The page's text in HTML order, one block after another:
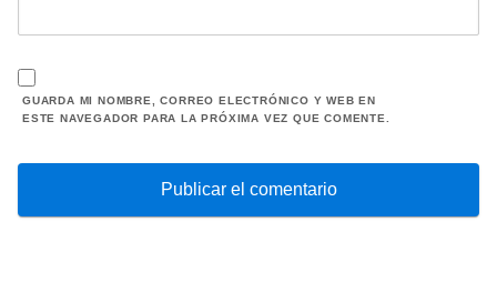
GUARDA MI NOMBRE, CORREO ELECTRÓNICO Y WEB EN
ESTE NAVEGADOR PARA LA PRÓXIMA VEZ QUE COMENTE.